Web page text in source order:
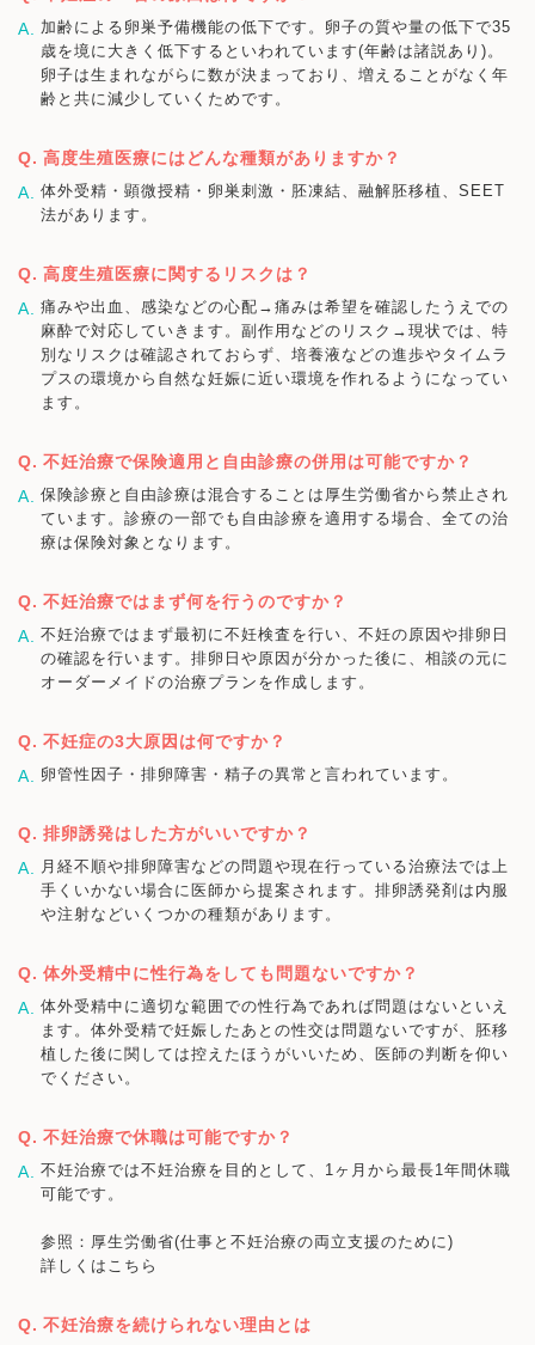
加齢による卵巣予備機能の低下です。卵子の質や量の低下で35
歳を境に大きく低下するといわれています(年齢は諸説あり)。
卵子は生まれながらに数が決まっており、増えることがなく年
齢と共に減少していくためです。
高度生殖医療にはどんな種類がありますか？
体外受精・顕微授精・卵巣刺激・胚凍結、融解胚移植、SEET
法があります。
高度生殖医療に関するリスクは？
痛みや出血、感染などの心配→痛みは希望を確認したうえでの
麻酔で対応していきます。副作用などのリスク→現状では、特
別なリスクは確認されておらず、培養液などの進歩やタイムラ
プスの環境から自然な妊娠に近い環境を作れるようになってい
ます。
不妊治療で保険適用と自由診療の併用は可能ですか？
保険診療と自由診療は混合することは厚生労働省から禁止され
ています。診療の一部でも自由診療を適用する場合、全ての治
療は保険対象となります。
不妊治療ではまず何を行うのですか？
不妊治療ではまず最初に不妊検査を行い、不妊の原因や排卵日
の確認を行います。排卵日や原因が分かった後に、相談の元に
オーダーメイドの治療プランを作成します。
不妊症の3大原因は何ですか？
卵管性因子・排卵障害・精子の異常と言われています。
排卵誘発はした方がいいですか？
月経不順や排卵障害などの問題や現在行っている治療法では上
手くいかない場合に医師から提案されます。排卵誘発剤は内服
や注射などいくつかの種類があります。
体外受精中に性行為をしても問題ないですか？
体外受精中に適切な範囲での性行為であれば問題はないといえ
ます。体外受精で妊娠したあとの性交は問題ないですが、胚移
植した後に関しては控えたほうがいいため、医師の判断を仰い
でください。
不妊治療で休職は可能ですか？
不妊治療では不妊治療を目的として、1ヶ月から最長1年間休職
可能です。
参照：厚生労働省(仕事と不妊治療の両立支援のために)
詳しくはこちら
不妊治療を続けられない理由とは